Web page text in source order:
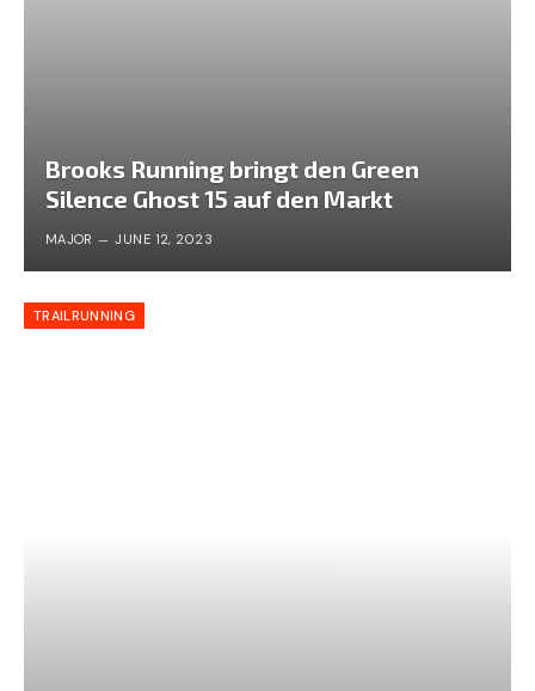
Brooks Running bringt den Green
Silence Ghost 15 auf den Markt
MAJOR JUNE 12, 2023
TRAILRUNNING